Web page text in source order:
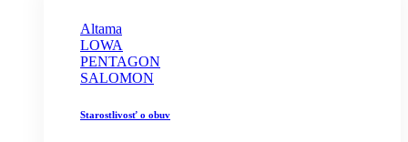
Altama
LOWA
PENTAGON
SALOMON
Starostlivosť o obuv